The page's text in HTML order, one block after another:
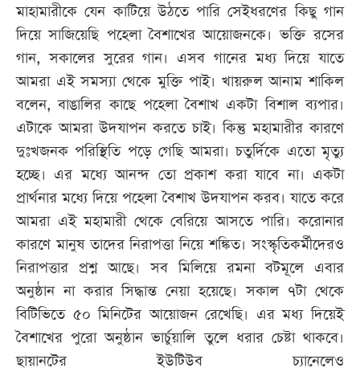
মাহামারীকে যেন কাটিয়ে উঠতে পারি সেইধরণের কিছু গান
দিয়ে সাজিয়েছি পহেলা বৈশাখের আয়োজনকে। ভক্তি রসের
গান, সকালের সুরের গান। এসব গানের মধ্য দিয়ে যাতে
আমরা এই সমস্যা থেকে মুক্তি পাই। খায়রুল আনাম শাকিল
বলেন, বাঙালির কাছে পহেলা বৈশাখ একটা বিশাল ব্যপার।
এটাকে আমরা উদযাপন করতে চাই। কিন্তু মহামারীর কারণে
দুঃখজনক পরিস্থিতি পড়ে গেছি আমরা। চতুর্দিকে এতো মৃত্যু
হচ্ছে। এর মধ্যে আনন্দ তো প্রকাশ করা যাবে না। একটা
প্রার্থনার মধ্যে দিয়ে পহেলা বৈশাখ উদযাপন করব। যাতে করে
আমরা এই মহামারী থেকে বেরিয়ে আসতে পারি। করোনার
কারণে মানুষ তাদের নিরাপত্তা নিয়ে শঙ্কিত। সংস্কৃতিকর্মীদেরও
নিরাপত্তার প্রশ্ন আছে। সব মিলিয়ে রমনা বটমূলে এবার
অনুষ্ঠান না করার সিদ্ধান্ত নেয়া হয়েছে। সকাল ৭টা থেকে
বিটিভিতে ৫০ মিনিটের আয়োজন রেখেছি। এর মধ্য দিয়েই
বৈশাখের পুরো অনুষ্ঠান ভার্চুয়ালি তুলে ধরার চেষ্টা থাকবে।
ছায়ানটের ইউটিউব চ্যানেলেও